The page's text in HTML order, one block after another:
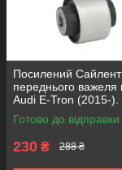
Посилений
переднього важеля
Audi E-Tron (2015-).
КОРЕЯ Acsuss!
FE108113 ,
Готово до відправки
230 ₴ 288 ₴